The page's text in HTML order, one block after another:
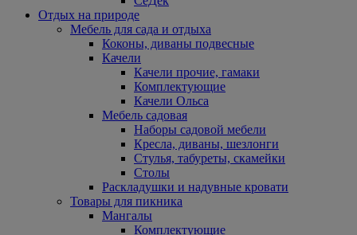
Отдых на природе
Мебель для сада и отдыха
Коконы, диваны подвесные
Качели
Качели прочие, гамаки
Комплектующие
Качели Ольса
Мебель садовая
Наборы садовой мебели
Кресла, диваны, шезлонги
Стулья, табуреты, скамейки
Столы
Раскладушки и надувные кровати
Товары для пикника
Мангалы
Комплектующие